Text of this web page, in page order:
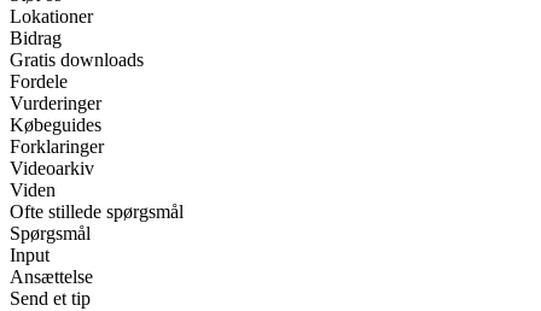
Lokationer
Bidrag
Gratis downloads
Fordele
Vurderinger
Købeguides
Forklaringer
Videoarkiv
Viden
Ofte stillede spørgsmål
Spørgsmål
Input
Ansættelse
Send et tip